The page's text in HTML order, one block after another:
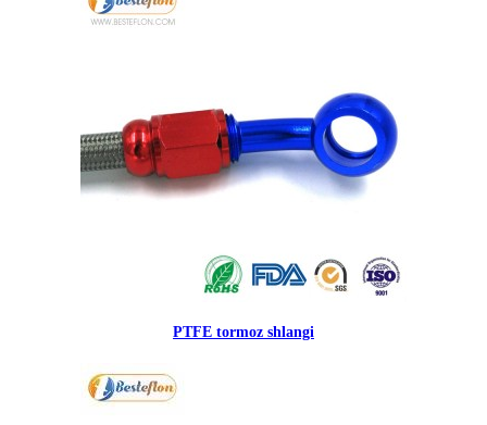
PTFE tormoz shlangi